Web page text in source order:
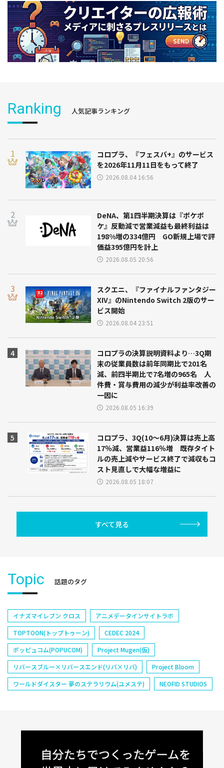
Ranking 人気記事ランキング
コロプラ、『フェスバ+』のサービス
を2026年11月11日をもって終了
2026.08.04 16:56
DeNA、第1四半期決算は『ポケポ
ケ』反動減で営業減益も最終利益は
198%増の334億円 GO新規上場で評
価益395億円を計上
2026.08.05 20:56
スクエニ、『ファイナルファンタジー
XIV』のNintendo Switch 2版のサー
ビス開始
2026.08.04 23:51
コロプラの決算説明資料より…3Q期
末の従業員数は前年同期比で201名
減、前四半期比で7名増の965名 人
件費・賞与費用の減少が利益率改善の
一因に
2026.08.05 16:39
コロプラ、3Q(10～6月)決算は売上高
17％減、営業益116％増 既存タイト
ルの売上減やサービス終了で減収もコ
スト見直しで大幅な増益に
2026.08.05 18:07
すべて見る
Topic 話題のタグ
イナズマイレブン クロス
アニメデータインサイトラボ
TOPTOON(トップトゥーン)
CEDEC 2024
ポッピュコム(POPUCOM)
Project Mugen(仮)
リバースブルー×リバースエンド(リバ×リバ)
Project Bloom
ワールドダイスター 夢のステラリウム(ユメステ)
NEOFID STUDIOS